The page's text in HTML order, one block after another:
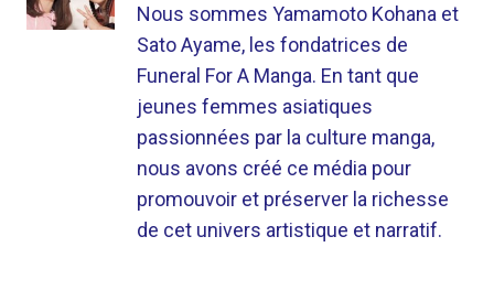
Nous sommes Yamamoto Kohana et
Sato Ayame, les fondatrices de
Funeral For A Manga. En tant que
jeunes femmes asiatiques
passionnées par la culture manga,
nous avons créé ce média pour
promouvoir et préserver la richesse
de cet univers artistique et narratif.